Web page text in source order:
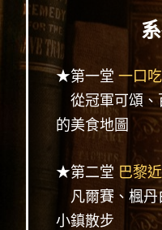
★第一堂 一口
從冠軍可頌、
的美食地圖
★第二堂 巴黎
凡爾賽、楓丹
小鎮散步